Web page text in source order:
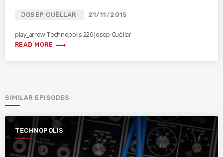
JOSEP CUÈLLAR 21/11/2015
play_arrow Technopolis 220 Josep Cuèllar
READ MORE trending_flat
SIMILAR EPISODES
TECHNOPOLIS